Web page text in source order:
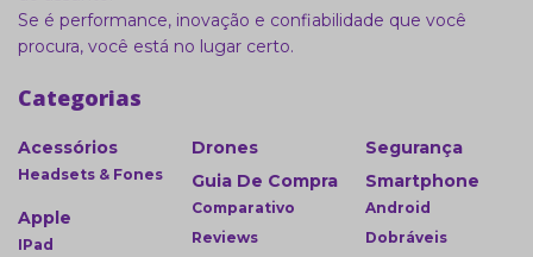
Se é performance, inovação e confiabilidade que você
procura, você está no lugar certo.
Categorias
Acessórios
Headsets & Fones
Apple
IPad
Drones
Guia De Compra
Comparativo
Reviews
Segurança
Smartphone
Android
Dobráveis